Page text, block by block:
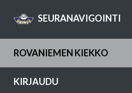
SEURANAVIGOINTI
ROVANIEMEN KIEKKO
KIRJAUDU